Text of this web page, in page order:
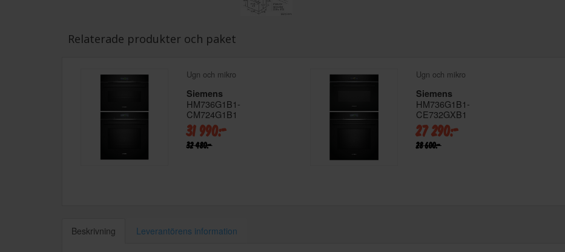
Relaterade produkter och paket
Ugn och mikro
Siemens
HM736G1B1-
CM724G1B1
31 990:-
32 480:-
Ugn och mikro
Siemens
HM736G1B1-
CE732GXB1
27 290:-
28 600:-
Beskrivning Leverantörens information